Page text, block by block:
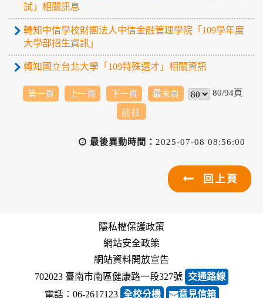
試」相關訊息
轉知中信學校財團法人中信金融管理學院「109學年度
大學部招生資訊」
轉知國立台北大學「109特殊選才」相關資訊
第一頁 上一頁 下一頁 最末頁 80/94頁
最後異動時間： 2025-07-08 08:56:00
回上頁
隱私權保護政策
網站安全政策
網站資料開放宣告
702023 臺南市南區健康路一段327號 交通路線
電話︰06-2617123 全校分機 意見信箱